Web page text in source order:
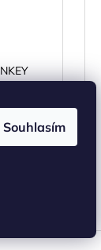
Souhlasím
42 cm